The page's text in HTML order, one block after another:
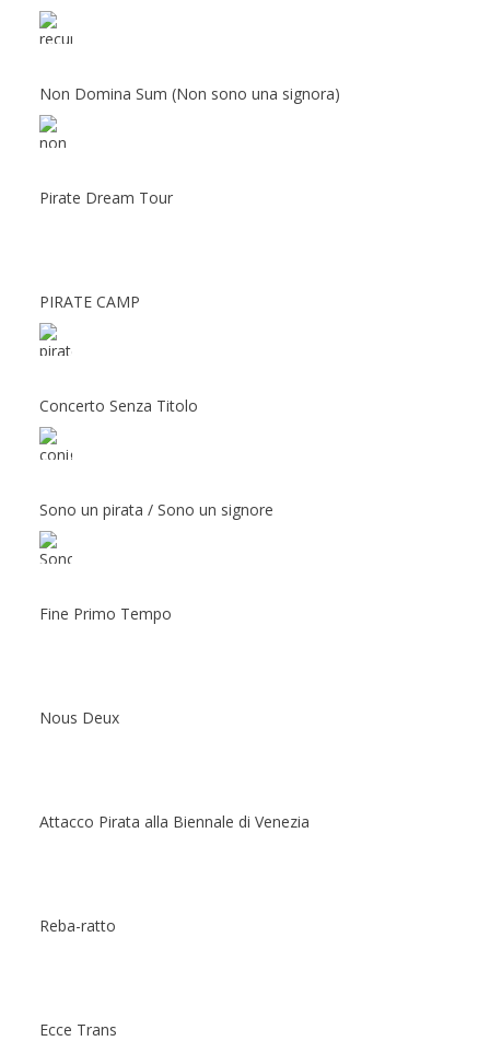
Non Domina Sum (Non sono una signora)
Pirate Dream Tour
PIRATE CAMP
Concerto Senza Titolo
Sono un pirata / Sono un signore
Fine Primo Tempo
Nous Deux
Attacco Pirata alla Biennale di Venezia
Reba-ratto
Ecce Trans